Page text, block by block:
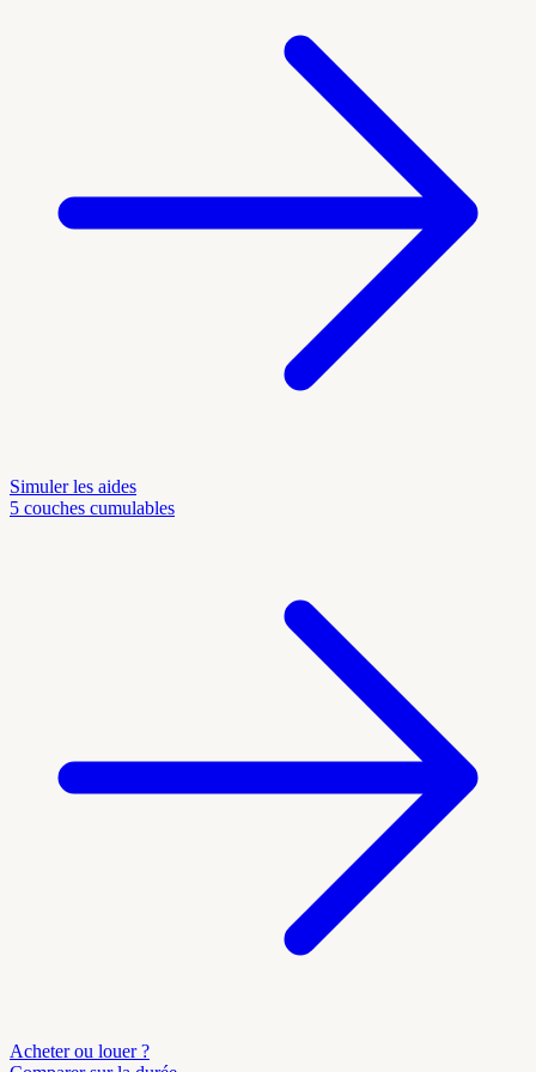
Simuler les aides
5 couches cumulables
Acheter ou louer ?